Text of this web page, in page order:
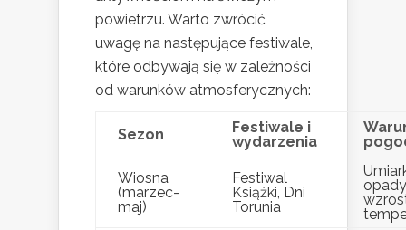
powietrzu. Warto zwrócić
uwagę na następujące festiwale,
które odbywają się w zależności
od warunków atmosferycznych:
Sezon
Festiwale i
wydarzenia
Wiosna
(marzec-
maj)
Festiwal
Książki, Dni
Torunia